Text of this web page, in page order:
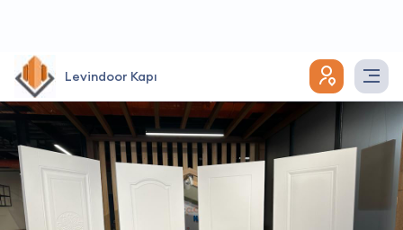
Levindoor Kapı